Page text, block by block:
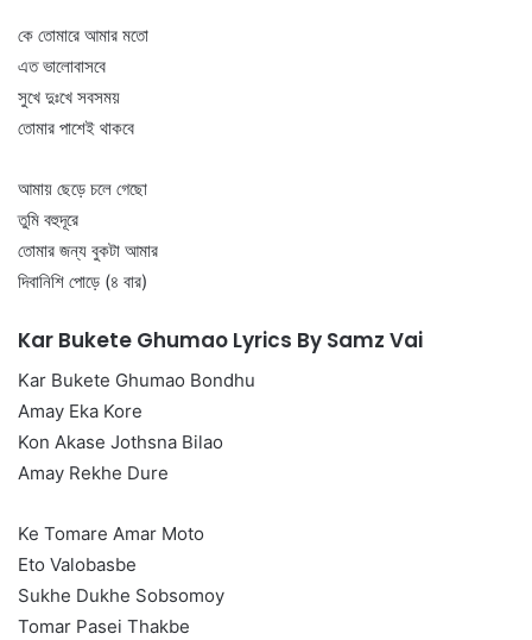
কে তোমারে আমার মতো
এত ভালোবাসবে
সুখে দুঃখে সবসময়
তোমার পাশেই থাকবে
আমায় ছেড়ে চলে গেছো
তুমি বহুদূরে
তোমার জন্য বুকটা আমার
দিবানিশি পোড়ে (৪ বার)
Kar Bukete Ghumao Lyrics By Samz Vai
Kar Bukete Ghumao Bondhu
Amay Eka Kore
Kon Akase Jothsna Bilao
Amay Rekhe Dure
Ke Tomare Amar Moto
Eto Valobasbe
Sukhe Dukhe Sobsomoy
Tomar Pasei Thakbe